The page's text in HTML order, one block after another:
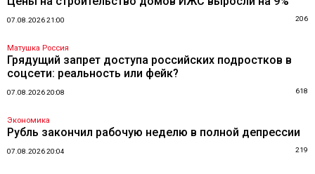
07.08.2026 21:00 206
Матушка Россия
Грядущий запрет доступа российских подростков в
соцсети: реальность или фейк?
07.08.2026 20:08 618
Экономика
Рубль закончил рабочую неделю в полной депрессии
07.08.2026 20:04 219